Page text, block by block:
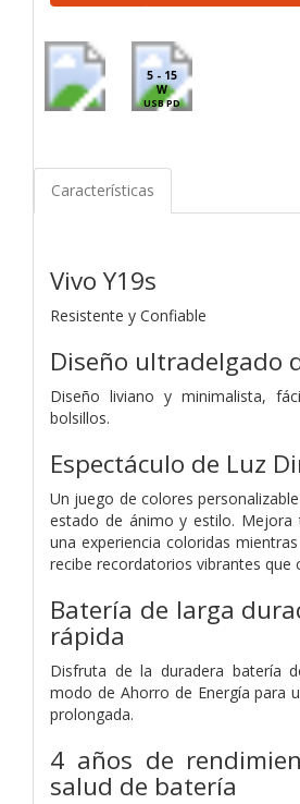
5 - 15
W
USB PD
Características
Vivo Y19s
Resistente y Confiable
Diseño ultradelgado
Diseño liviano y minimalista,
bolsillos.
Espectáculo de Luz
Un juego de colores
estado de ánimo y estilo. Mejora
una experiencia coloridas
recibe recordatorios vibrantes que
Batería de larga
rápida
Disfruta de la duradera batería
modo de Ahorro de Energía para
prolongada.
4 años de
salud de batería